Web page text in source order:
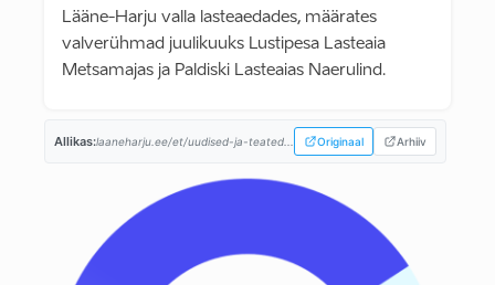
Lääne-Harju valla lasteaedades, määrates
valverühmad juulikuuks Lustipesa Lasteaia
Metsamajas ja Paldiski Lasteaias Naerulind.
Allikas:laaneharju.ee/et/uudised-ja-teated... Originaal Arhiiv